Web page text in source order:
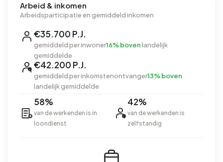
Arbeid & inkomen
Arbeidsparticipatie en gemiddeld inkomen
€35.700 P.J.
gemiddeld per inwoner16% bovenlandelijk
gemiddelde
€42.200 P.J.
gemiddeld per inkomstenontvanger13% boven
landelijk gemiddelde
58%
van de werkenden is in
loondienst
42%
van de werkenden is
zelfstandig